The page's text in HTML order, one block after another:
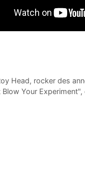
Head, rocker des
Your